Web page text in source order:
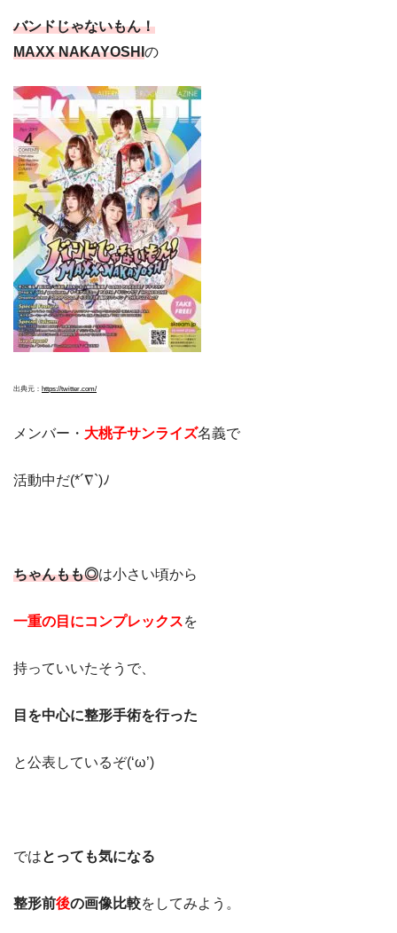
バンドじゃないもん！
MAXX NAKAYOSHIの
出典元： https://twitter.com/
メンバー・ 大桃子サンライズ名義で
活動中だ(*´∇`)ﾉ
ちゃんもも◎は小さい頃から
一重の目にコンプレックスを
持っていいたそうで、
目を中心に整形手術を行った
と公表しているぞ(‘ω’)
ではとっても気になる
整形前後の画像比較をしてみよう。